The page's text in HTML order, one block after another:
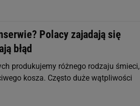
Polacy zajadają się
błąd
produkujemy różnego rodzaju
kosza. Często duże wątpliwości